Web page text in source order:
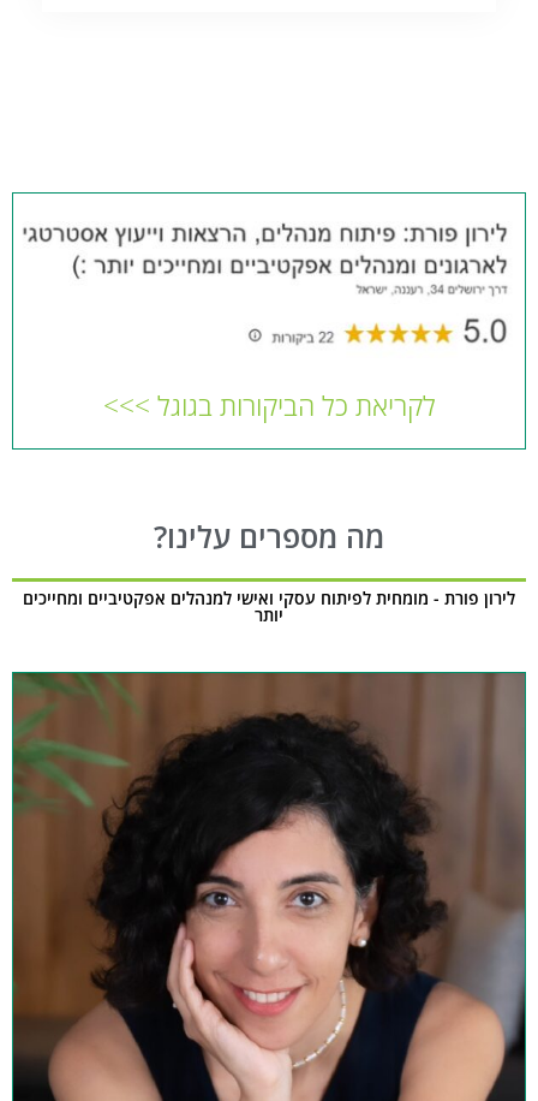
לקריאת כל הביקורות בגוגל >>>
מה מספרים עלינו?
לירון פורת - מומחית לפיתוח עסקי ואישי למנהלים אפקטיביים ומחייכים
יותר